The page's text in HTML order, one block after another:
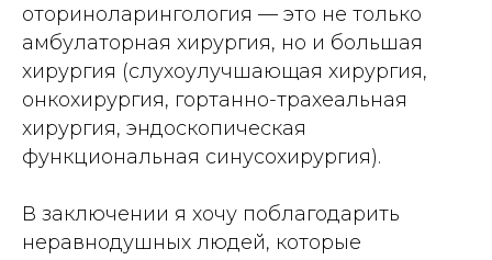
оториноларингология — это не только
амбулаторная хирургия, но и большая
хирургия (слухоулучшающая хирургия,
онкохирургия, гортанно-трахеальная
хирургия, эндоскопическая
функциональная синусохирургия).
В заключении я хочу поблагодарить
неравнодушных людей, которые